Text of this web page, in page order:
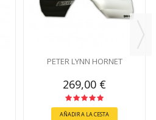
PETER LYNN HORNET
269,00 €
AÑADIR A LA CESTA